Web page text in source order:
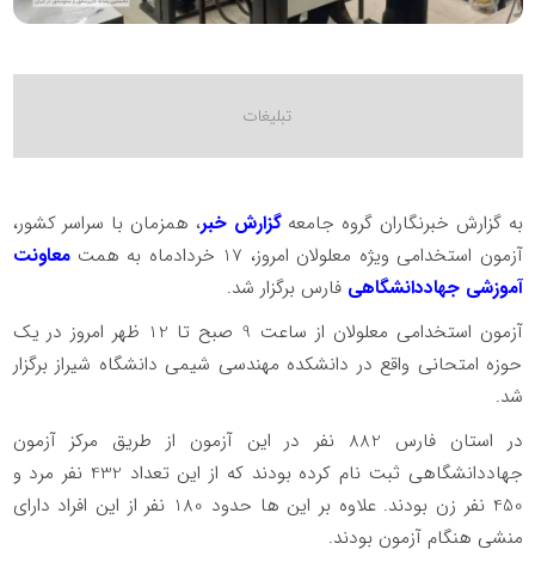
به گزارش خبرنگاران گروه جامعهگزارش خبر، همزمان با سراسر کشور،
آزمون استخدامی ویژه معلولان امروز، 17 خردادماه به همت
معاونت
آموزشی جهاددانشگاهی فارس برگزار شد.
آزمون استخدامی معلولان از ساعت 9 صبح تا 12 ظهر امروز در یک
حوزه امتحانی واقع در دانشکده مهندسی شیمی دانشگاه شیراز برگزار
شد.
در استان فارس 882 نفر در این آزمون از طریق مرکز آزمون
جهاددانشگاهی ثبت نام کرده بودند که از این تعداد 432 نفر مرد و
450 نفر زن بودند. علاوه بر این ها حدود 180 نفر از این افراد دارای
منشی هنگام آزمون بودند.